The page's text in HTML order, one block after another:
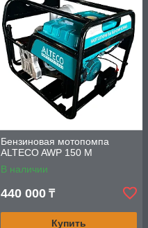
Бензиновая мотопомпа
ALTECO AWP 150 M
В наличии
440 000 ₸
Купить